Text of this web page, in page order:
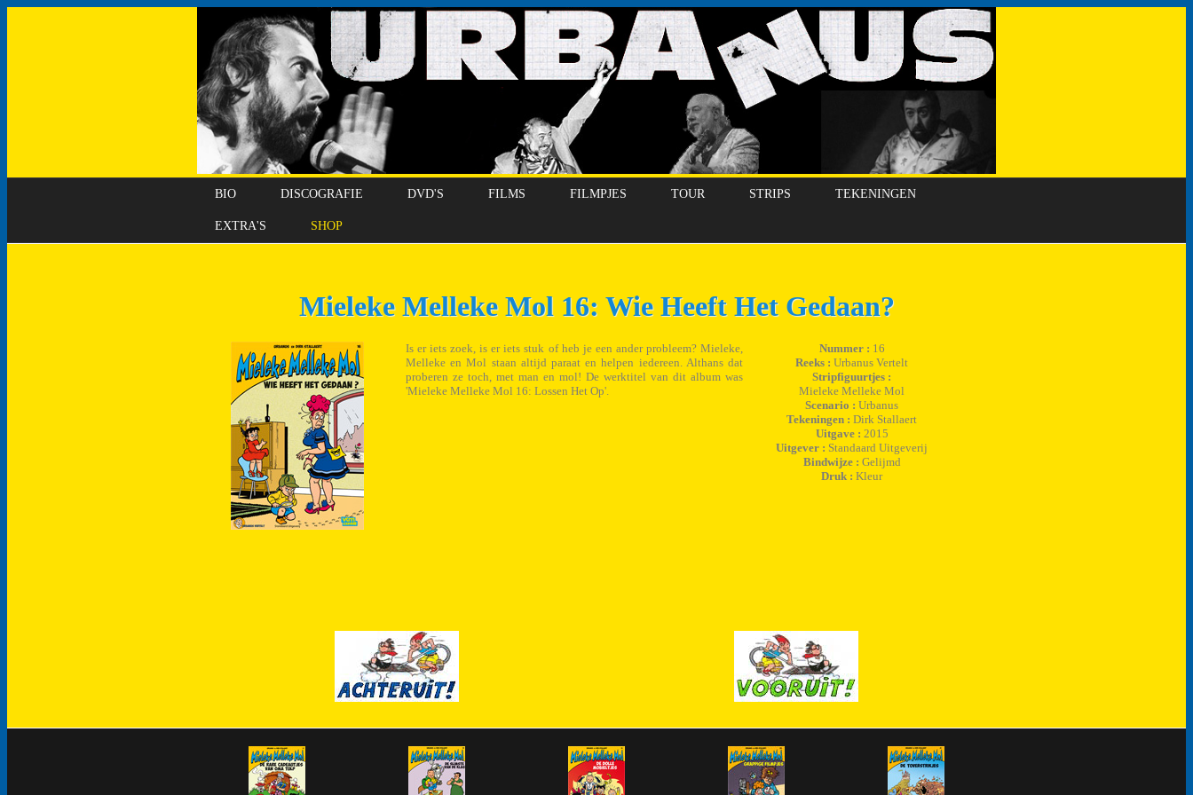
BIO DISCOGRAFIE DVD'S FILMS FILMPJES TOUR STRIPS TEKENINGEN
EXTRA'S SHOP
Mieleke Melleke Mol 16: Wie Heeft Het Gedaan?
Is er iets zoek, is er iets stuk of heb je een ander probleem? Mieleke,
Melleke en Mol staan altijd paraat en helpen iedereen. Althans dat
proberen ze toch, met man en mol! De werktitel van dit album was
'Mieleke Melleke Mol 16: Lossen Het Op'.
Nummer : 16
Reeks : Urbanus Vertelt
Stripfiguurtjes :
Mieleke Melleke Mol
Scenario : Urbanus
Tekeningen : Dirk Stallaert
Uitgave : 2015
Uitgever : Standaard Uitgeverij
Bindwijze : Gelijmd
Druk : Kleur